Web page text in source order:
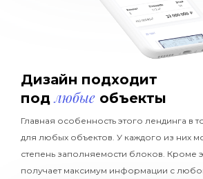
Дизайн подходит
подлюбые объекты
Главная особенность этого лендинга в
для любых объектов. У каждого из них
степень заполняемости блоков. Кроме
получает максимум информации с